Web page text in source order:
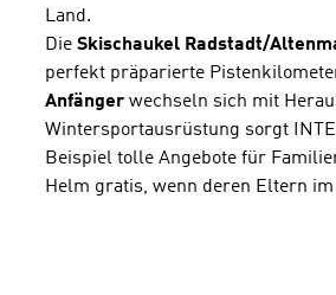
Land.
Die Skischaukel Radstadt/
perfekt präparierte
Anfänger wechseln sich mit
Wintersportausrüstung sorgt
Beispiel tolle Angebote für
Helm gratis, wenn deren Eltern